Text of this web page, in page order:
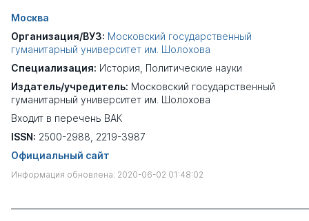
Москва
Организация/ВУЗ: Московский государственный
гуманитарный университет им. Шолохова
Специализация: История Политические науки
Издатель/учредитель: Московский государственный
гуманитарный университет им. Шолохова
Входит в перечень ВАК
ISSN: 2500-2988, 2219-3987
Официальный сайт
Информация обновлена: 2020-06-02 01:48:02